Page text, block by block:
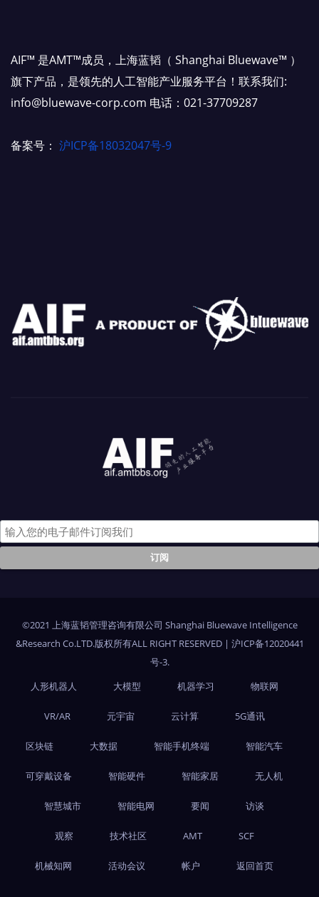
AIF™ 是AMT™成员，上海蓝韬（ Shanghai Bluewave™ ）
旗下产品，是领先的人工智能产业服务平台！联系我们:
info@bluewave-corp.com 电话：021-37709287
备案号： 沪ICP备18032047号-9
©2021 上海蓝韬管理咨询有限公司 Shanghai Bluewave Intelligence
&Research Co.LTD.版权所有ALL RIGHT RESERVED | 沪ICP备12020441
号-3.
人形机器人
大模型 机器学习 物联网
VR/AR 元宇宙 云计算 5G通讯
区块链 大数据 智能手机终端 智能汽车
可穿戴设备 智能硬件 智能家居 无人机
智慧城市 智能电网 要闻 访谈
观察 技术社区 AMT SCF
机械知网 活动会议 帐户 返回首页